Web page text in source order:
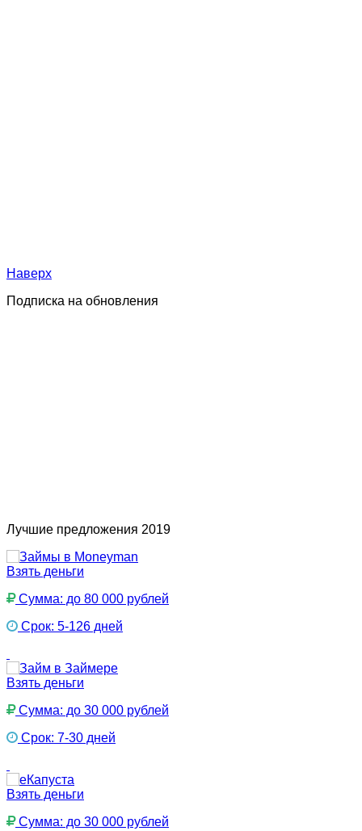
Наверх
Подписка на обновления
Лучшие предложения 2019
Взять деньги
Сумма: до 80 000 рублей
Срок: 5-126 дней
Взять деньги
Сумма: до 30 000 рублей
Срок: 7-30 дней
Взять деньги
Сумма: до 30 000 рублей